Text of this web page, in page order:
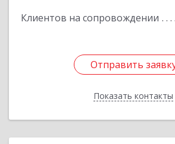
Клиентов на сопровождении
Отправить
Показать контакты
Отправить
Назад